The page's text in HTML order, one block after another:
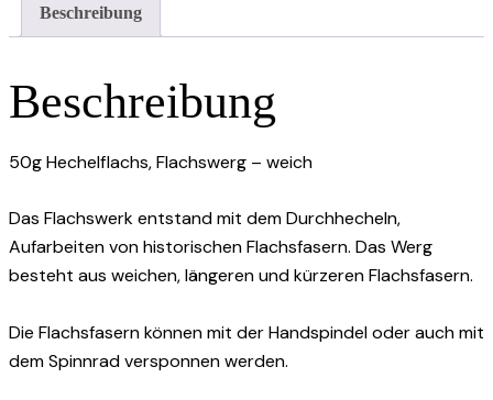
Beschreibung
Beschreibung
50g Hechelflachs, Flachswerg – weich
Das Flachswerk entstand mit dem Durchhecheln,
Aufarbeiten von historischen Flachsfasern. Das Werg
besteht aus weichen, längeren und kürzeren Flachsfasern.
Die Flachsfasern können mit der Handspindel oder auch mit
dem Spinnrad versponnen werden.